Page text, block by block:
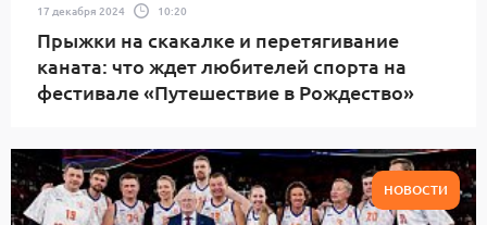
17 декабря 2024 10:20
Прыжки на скакалке и перетягивание
каната: что ждет любителей спорта на
фестивале «Путешествие в Рождество»
НОВОСТИ